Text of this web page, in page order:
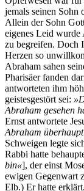
jemals seinen Sohn
Allein der Sohn
eigenes Leid wurde
zu begreifen. Doch
Herzen so
Abraham sahen
Pharisäer fanden
antworteten ihm
geistesgestört sei:
Abraham gesehen
Ernst antwortete
Abraham
Schweigen legte
Rabbi hatte
bin«], der einst
ewigen Gegenwart
Elb.) Er hatte